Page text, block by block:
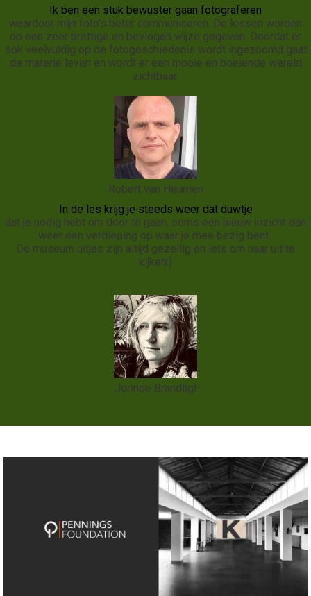
Ik ben een stuk bewuster gaan fotograferen
waardoor mijn foto’s beter communiceren. De lessen worden
op een zeer prettige en bevlogen wijze gegeven. Doordat er
ook veelvuldig op de fotogeschiedenis wordt ingezoomd gaat
de materie leven en wordt er een mooie en boeiende wereld
zichtbaar.
Robert van Heumen
In de les krijg je steeds weer dat duwtje
dat je nodig hebt om door te gaan, soms een nieuw inzicht dan
weer een verdieping op waar je mee bezig bent.
De museum uitjes zijn altijd gezellig en iets om naar uit te
kijken:)
Jorinde Brandligt